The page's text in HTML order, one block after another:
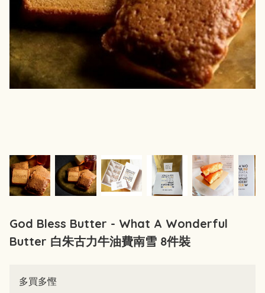
God Bless Butter - What A Wonderful
Butter 白朱古力牛油費南雪 8件裝
多買多慳